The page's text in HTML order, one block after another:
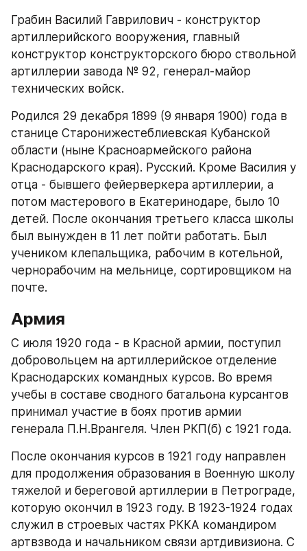
Грабин Василий Гаврилович - конструктор
артиллерийского вооружения, главный
конструктор конструкторского бюро ствольной
артиллерии завода № 92, генерал-майор
технических войск.
Родился 29 декабря 1899 (9 января 1900) года в
станице Старонижестеблиевская Кубанской
области (ныне Красноармейского района
Краснодарского края). Русский. Кроме Василия у
отца - бывшего фейерверкера артиллерии, а
потом мастерового в Екатеринодаре, было 10
детей. После окончания третьего класса школы
был вынужден в 11 лет пойти работать. Был
учеником клепальщика, рабочим в котельной,
чернорабочим на мельнице, сортировщиком на
почте.
Армия
С июля 1920 года - в Красной армии, поступил
добровольцем на артиллерийское отделение
Краснодарских командных курсов. Во время
учебы в составе сводного батальона курсантов
принимал участие в боях против армии
генерала П.Н.Врангеля. Член РКП(б) с 1921 года.
После окончания курсов в 1921 году направлен
для продолжения образования в Военную школу
тяжелой и береговой артиллерии в Петрограде,
которую окончил в 1923 году. В 1923-1924 годах
служил в строевых частях РККА командиром
артвзвода и начальником связи артдивизиона. С